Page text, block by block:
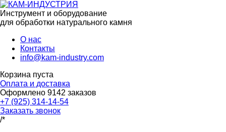
Инструмент и оборудование
для обработки натурального камня
О нас
Контакты
info@kam-industry.com
Корзина пуста
Оплата и доставка
Оформлено 9142 заказов
+7 (925) 314-14-54
Заказать звонок
/*